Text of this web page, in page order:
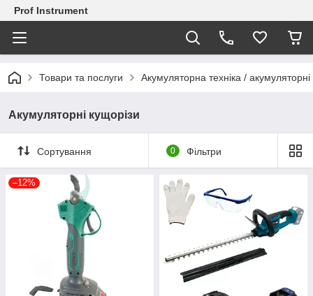
Prof Instrument
Товари та послуги Акумуляторна техніка / акумуляторні
Акумуляторні кущорізи
Сортування 0 Фільтри
–12%